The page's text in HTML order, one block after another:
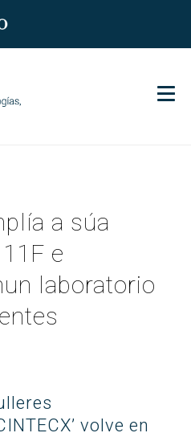
a súa
e
laboratorio
volve en